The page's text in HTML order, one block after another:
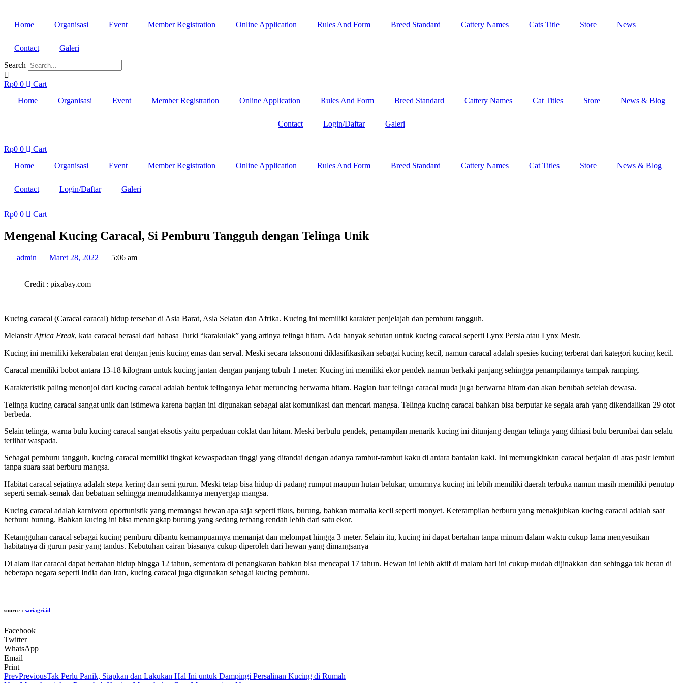
konten
Home Organisasi Event Member Registration Online Application Rules And Form Breed Standard Cattery Names Cats Title Store News
Contact
Galeri
Search
Rp0 0
Cart
Home
Organisasi Event Member Registration Online Application Rules And Form Breed Standard Cattery Names Cat Titles Store News & Blog
Contact Login/Daftar Galeri
Rp0 0
Cart
Home
Organisasi Event Member Registration Online Application Rules And Form Breed Standard Cattery Names Cat Titles Store News & Blog
Contact Login/Daftar Galeri
Rp0 0 Cart
Mengenal Kucing Caracal, Si Pemburu Tangguh dengan Telinga Unik
admin Maret 28, 2022 5:06 am
Credit : pixabay.com
Kucing caracal (Caracal caracal) hidup tersebar di Asia Barat, Asia Selatan dan Afrika. Kucing ini memiliki karakter penjelajah dan pemburu tangguh.
MelansirAfrica Freak, kata caracal berasal dari bahasa Turki “karakulak” yang artinya telinga hitam. Ada banyak sebutan untuk kucing caracal seperti Lynx Persia atau Lynx Mesir.
Kucing ini memiliki kekerabatan erat dengan jenis kucing emas dan serval. Meski secara taksonomi diklasifikasikan sebagai kucing kecil, namun caracal adalah spesies kucing terberat dari kategori kucing kecil.
Caracal memiliki bobot antara 13-18 kilogram untuk kucing jantan dengan panjang tubuh 1 meter. Kucing ini memiliki ekor pendek namun berkaki panjang sehingga penampilannya tampak ramping.
Karakteristik paling menonjol dari kucing caracal adalah bentuk telinganya lebar meruncing berwarna hitam. Bagian luar telinga caracal muda juga berwarna hitam dan akan berubah setelah dewasa.
Telinga kucing caracal sangat unik dan istimewa karena bagian ini digunakan sebagai alat komunikasi dan mencari mangsa. Telinga kucing caracal bahkan bisa berputar ke segala arah yang dikendalikan 29 otot
berbeda.
Selain telinga, warna bulu kucing caracal sangat eksotis yaitu perpaduan coklat dan hitam. Meski berbulu pendek, penampilan menarik kucing ini ditunjang dengan telinga yang dihiasi bulu berumbai dan selalu
terlihat waspada.
Sebagai pemburu tangguh, kucing caracal memiliki tingkat kewaspadaan tinggi yang ditandai dengan adanya rambut-rambut kaku di antara bantalan kaki. Ini memungkinkan caracal berjalan di atas pasir lembut
tanpa suara saat berburu mangsa.
Habitat caracal sejatinya adalah stepa kering dan semi gurun. Meski tetap bisa hidup di padang rumput maupun hutan belukar, umumnya kucing ini lebih memiliki daerah terbuka namun masih memiliki penutup
seperti semak-semak dan bebatuan sehingga memudahkannya menyergap mangsa.
Kucing caracal adalah karnivora oportunistik yang memangsa hewan apa saja seperti tikus, burung, bahkan mamalia kecil seperti monyet. Keterampilan berburu yang menakjubkan kucing caracal adalah saat
berburu burung. Bahkan kucing ini bisa menangkap burung yang sedang terbang rendah lebih dari satu ekor.
Ketangguhan caracal sebagai kucing pemburu dibantu kemampuannya memanjat dan melompat hingga 3 meter. Selain itu, kucing ini dapat bertahan tanpa minum dalam waktu cukup lama menyesuikan
habitatnya di gurun pasir yang tandus. Kebutuhan cairan biasanya cukup diperoleh dari hewan yang dimangsanya
Di alam liar caracal dapat bertahan hidup hingga 12 tahun, sementara di penangkaran bahkan bisa mencapai 17 tahun. Hewan ini lebih aktif di malam hari ini cukup mudah dijinakkan dan sehingga tak heran di
beberapa negara seperti India dan Iran, kucing caracal juga digunakan sebagai kucing pemburu.
source : sariagri.id
Facebook
Twitter
WhatsApp
Email
Print
PrevPreviousTak Perlu Panik, Siapkan dan Lakukan Hal Ini untuk Dampingi Persalinan Kucing di Rumah